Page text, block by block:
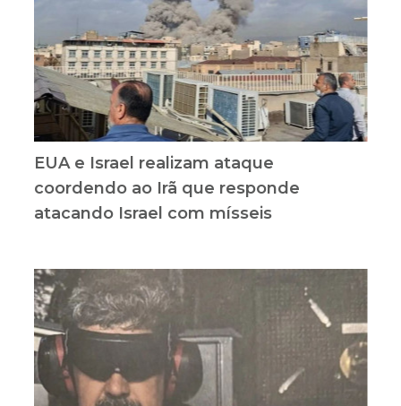
EUA e Israel realizam ataque
coordendo ao Irã que responde
atacando Israel com mísseis